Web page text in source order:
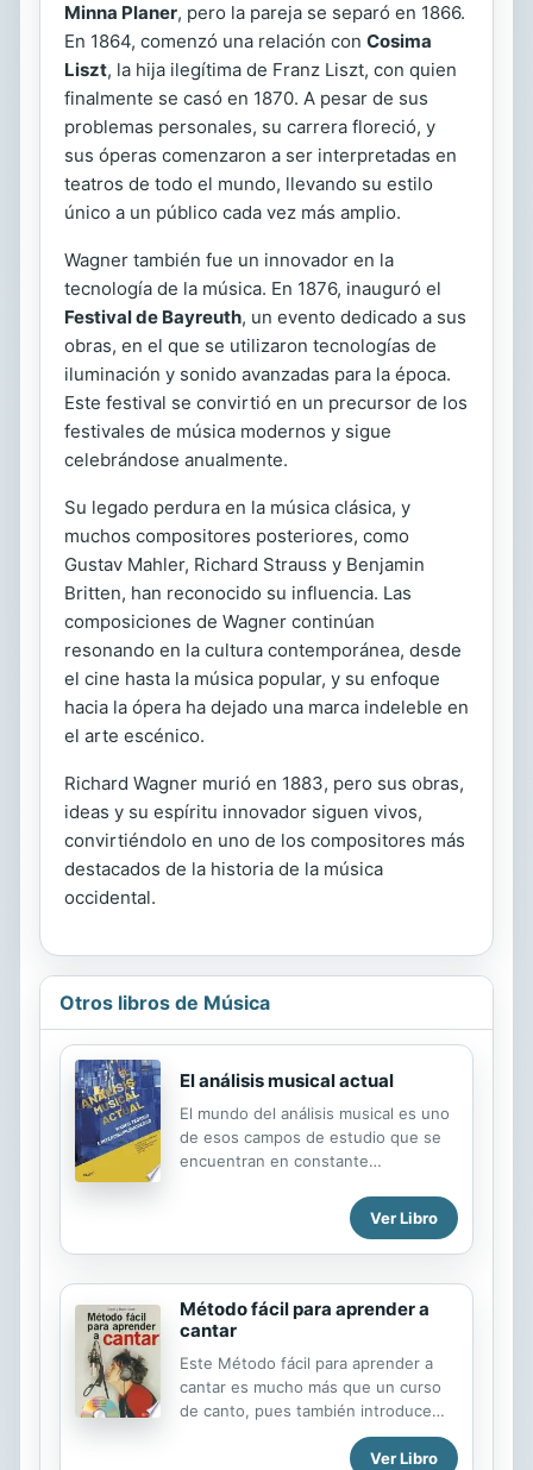
Minna Planer, pero la pareja se separó en 1866.
En 1864, comenzó una relación con Cosima
Liszt, la hija ilegítima de Franz Liszt, con quien
finalmente se casó en 1870. A pesar de sus
problemas personales, su carrera floreció, y
sus óperas comenzaron a ser interpretadas en
teatros de todo el mundo, llevando su estilo
único a un público cada vez más amplio.
Wagner también fue un innovador en la
tecnología de la música. En 1876, inauguró el
Festival de Bayreuth, un evento dedicado a sus
obras, en el que se utilizaron tecnologías de
iluminación y sonido avanzadas para la época.
Este festival se convirtió en un precursor de los
festivales de música modernos y sigue
celebrándose anualmente.
Su legado perdura en la música clásica, y
muchos compositores posteriores, como
Gustav Mahler, Richard Strauss y Benjamin
Britten, han reconocido su influencia. Las
composiciones de Wagner continúan
resonando en la cultura contemporánea, desde
el cine hasta la música popular, y su enfoque
hacia la ópera ha dejado una marca indeleble en
el arte escénico.
Richard Wagner murió en 1883, pero sus obras,
ideas y su espíritu innovador siguen vivos,
convirtiéndolo en uno de los compositores más
destacados de la historia de la música
occidental.
Otros libros de Música
El análisis musical actual
El mundo del análisis musical es uno
de esos campos de estudio que se
encuentran en constante
reelaborarse a sí mismo con distintos
metodológicos que sean capaces de
responder a todos y cada uno de los
problemas a los que se enfrenta. Es
por esto que la excepcional
en El análisis musical actual. Marco
teórico e interdisciplinariedad han
decidido exponer algunos de los
asuntos más importantes para la
Ver Libro
Método fácil para aprender a
cantar
Este Método fácil para aprender a
cantar es mucho más que un curso
de canto, pues también introduce
nociones de interpretación y
grabación en estudio profesional.
Ver Libro